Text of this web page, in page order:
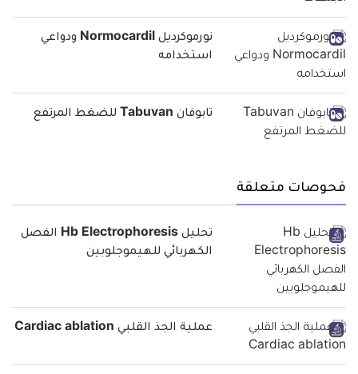
نورموكرديل Normocardil ودواعي
استخدامه
تابوفان Tabuvan للضغط المرتفع
فحوصات متعلقة
تحليل Hb Electrophoresis الفصل
الكهربائي للهيموجلوبين
عملية الجذ القلبي Cardiac ablation